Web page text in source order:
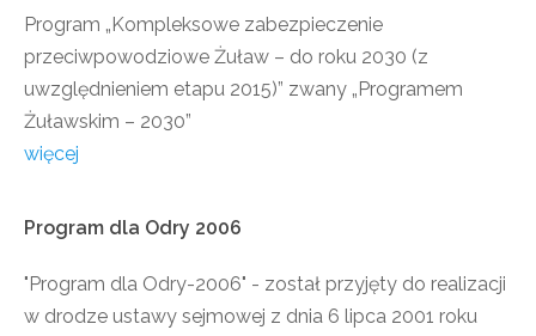
Program „Kompleksowe zabezpieczenie
przeciwpowodziowe Żuław – do roku 2030 (z
uwzględnieniem etapu 2015)” zwany „Programem
Żuławskim – 2030”
więcej
Program dla Odry 2006
"Program dla Odry-2006" - został przyjęty do realizacji
w drodze ustawy sejmowej z dnia 6 lipca 2001 roku